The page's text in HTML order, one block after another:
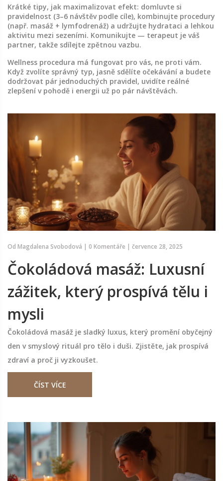
Krátké tipy, jak maximalizovat efekt: domluvte si
pravidelnost (3–6 návštěv podle cíle), kombinujte procedury
(např. masáž + lymfodrenáž) a udržujte hydrataci a lehkou
aktivitu mezi sezeními. Komunikujte — terapeut je váš
partner, takže sdílejte zpětnou vazbu.
Wellness procedura má fungovat pro vás, ne proti vám.
Když zvolíte správný typ, jasně sdělíte očekávání a budete
dodržovat pár jednoduchých pravidel, uvidíte reálné
zlepšení v pohodě i energii už po pár návštěvách.
Od Magdalena Svobodová | 0 Komentáře | července 28, 2025
Čokoládová masáž: Luxusní
zážitek, který prospívá tělu i
mysli
Čokoládová masáž je sladký luxus, který promění obyčejný
den v smyslový rituál pro tělo i duši. Zjistěte, jak prospívá
zdraví a proč ji vyzkoušet.
ČÍST VÍCE